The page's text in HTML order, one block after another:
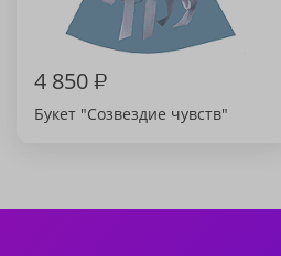
4 850₽
Букет "Созвездие чувств"